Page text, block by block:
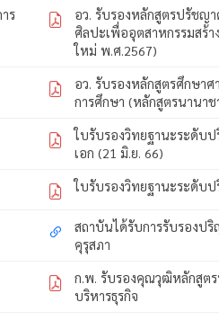
ร
อว. รับรองหลักสูตรปรัชญ
ศิลปะเพื่ออุตสาหกรรมสร้
ใหม่ พ.ศ.2567)
อว. รับรองหลักสูตรศึกษา
การศึกษา (หลักสูตรนานา
ใบรับรองวิทยฐานะระดั
เอก (21 มิ.ย. 66)
ใบรับรองวิทยฐานะระดับ
สถาบันได้รับการรับรองป
คุรุสภา
ก.พ. รับรองคุณวุฒิหลักสูต
บริหารธุรกิจ